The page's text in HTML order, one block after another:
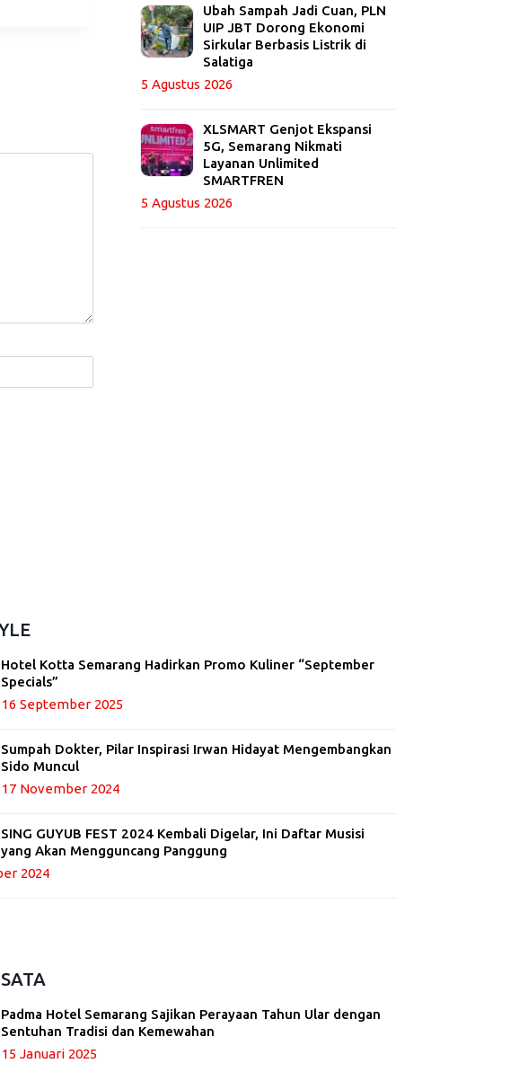
Ubah Sampah Jadi Cuan, PLN
UIP JBT Dorong Ekonomi
Sirkular Berbasis Listrik di
Salatiga
5 Agustus 2026
XLSMART Genjot Ekspansi
5G, Semarang Nikmati
Layanan Unlimited
SMARTFREN
5 Agustus 2026
Hotel Kotta Semarang Hadirkan Promo Kuliner “September
Specials”
16 September 2025
Sumpah Dokter, Pilar Inspirasi Irwan Hidayat Mengembangkan
Sido Muncul
17 November 2024
SING GUYUB FEST 2024 Kembali Digelar, Ini Daftar Musisi
yang Akan Mengguncang Panggung
2024
Padma Hotel Semarang Sajikan Perayaan Tahun Ular dengan
Sentuhan Tradisi dan Kemewahan
15 Januari 2025